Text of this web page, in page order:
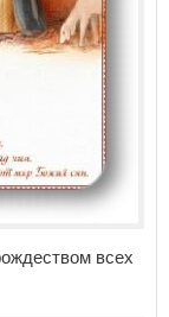
всех